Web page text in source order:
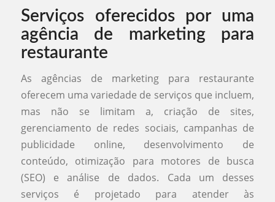
Serviços oferecidos por uma
agência de marketing para
restaurante
As agências de marketing para restaurante
oferecem uma variedade de serviços que incluem,
mas não se limitam a, criação de sites,
gerenciamento de redes sociais, campanhas de
publicidade online, desenvolvimento de
conteúdo, otimização para motores de busca
(SEO) e análise de dados. Cada um desses
serviços é projetado para atender às